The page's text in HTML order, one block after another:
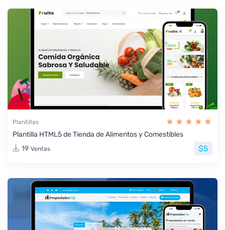
Plantillas
Plantilla HTML5 de Tienda de Alimentos y Comestibles
19 Ventas $5